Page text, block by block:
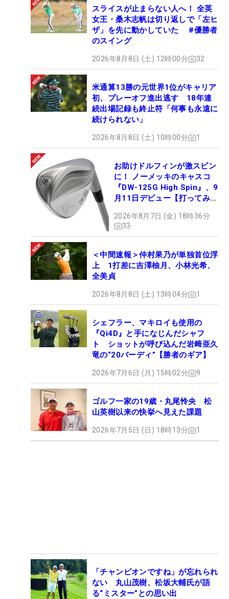
スライスが止まらない人へ！ 全英
女王・桑木志帆は切り返しで「左ヒ
ザ」を先に動かしていた #優勝者
のスイング
2026年8月8日 (土) 12時00分 32
米通算13勝の元世界1位がキャリア
初、プレーオフ進出逃す 18年連
続出場記録も終止符「何事も永遠に
続けられない」
2026年8月8日 (土) 10時00分 1
お助けドルフィンが激スピン
に！ ノーメッキのキャスコ
『DW-125G High Spin』、9
月11日デビュー【打ってみ
2026年8月7日 (金) 18時36分
33
＜中間速報＞仲村果乃が単独首位浮
上 1打差に吉澤柚月、小林光希、
全美貞
2026年8月8日 (土) 13時04分 1
シェフラー、マキロイも使用の
『Qi4D』と手になじんだシャフ
ト ショットが呼び込んだ岩﨑亜久
竜の“20バーディ”【勝者のギア】
2026年7月6日 (月) 15時02分 9
ゴルフ一家の19歳・丸尾怜央 松
山英樹以来の快挙へ見えた課題
2026年7月5日 (日) 18時13分 1
「チャンピオンですね」が忘れられ
ない 丸山茂樹、松坂大輔氏が語
る“ミスター”との思い出